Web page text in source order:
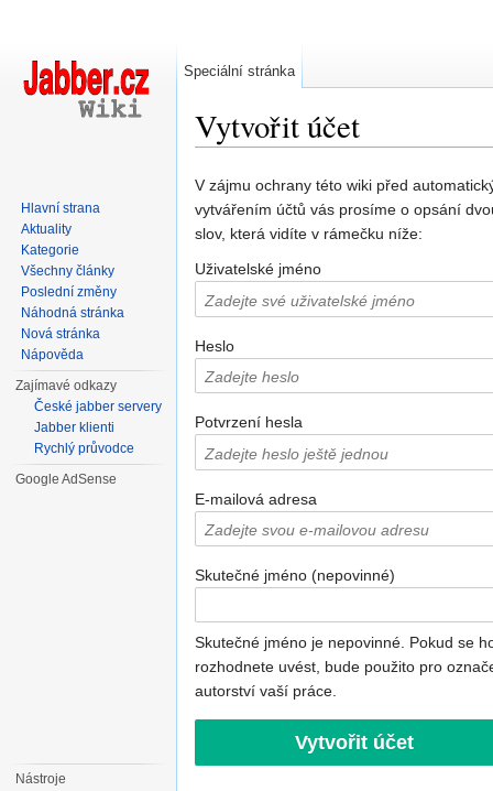
Vytvořit účet
V zájmu ochrany této wiki před
vytvářením účtů vás prosíme o opsání
slov, která vidíte v rámečku níže:
Uživatelské jméno
Heslo
Potvrzení hesla
E-mailová adresa
Skutečné jméno (nepovinné)
Skutečné jméno je nepovinné. Pokud se
rozhodnete uvést, bude použito pro
autorství vaší práce.
Speciální stránka
Hlavní strana
Aktuality
Kategorie
Všechny články
Poslední změny
Náhodná stránka
Nová stránka
Nápověda
Zajímavé odkazy
České jabber servery
Jabber klienti
Rychlý průvodce
Google AdSense
Nástroje